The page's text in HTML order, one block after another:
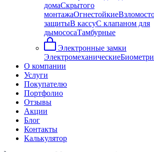
домаСкрытого
монтажаОгнестойкие
защитыВ кассуС клапаном для
дымососаТамбурные
Электронные замки
Электромеханические
О компании
Услуги
Покупателю
Портфолио
Отзывы
Акции
Блог
Контакты
Калькулятор